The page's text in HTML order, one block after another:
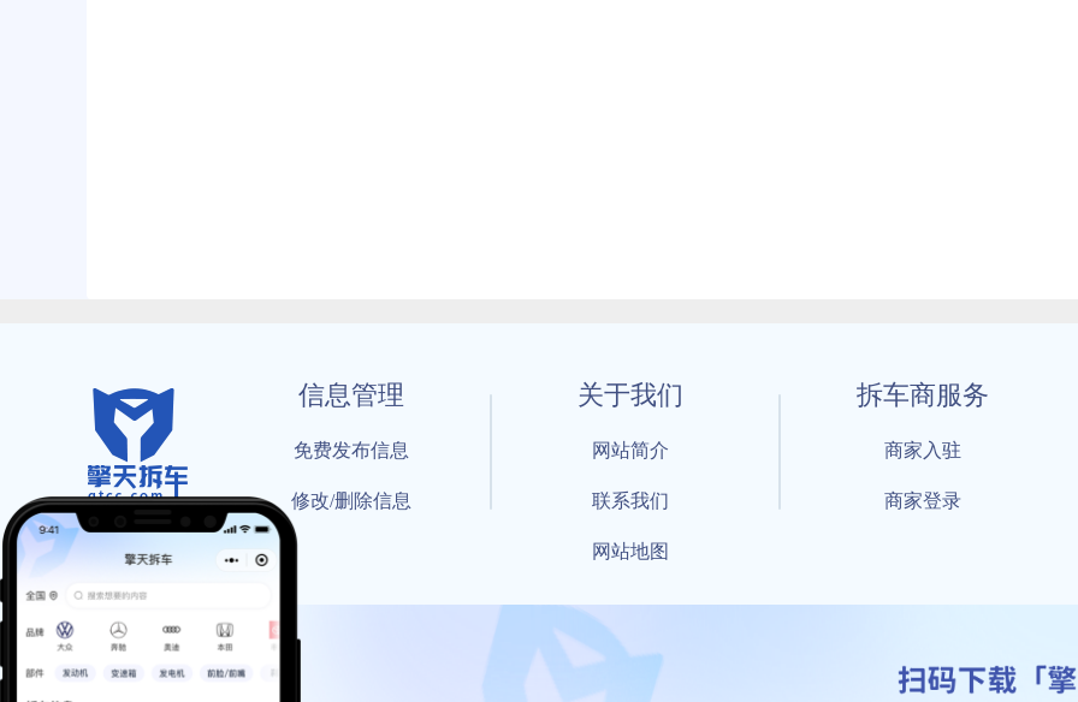
信息管理
免费发布信息
修改/删除信息
关于我们
网站简介
联系我们
网站地图
拆车商服务
商家入驻
商家登录
© 2021 By 擎天拆车-买卖拆车件，擎天拆车好省快 All Rights Reserved
工信部备案号：鲁ICP备18021004号-17 公安部备案号： 鲁公网安备